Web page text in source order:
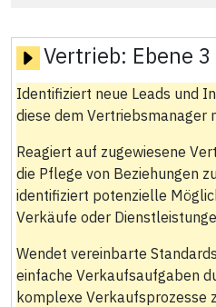
Vertrieb: Ebene 3
Identifiziert neue Leads und
diese dem Vertriebsmanager
Reagiert auf zugewiesene
die Pflege von Beziehungen
identifiziert potenzielle
Verkäufe oder
Wendet vereinbarte
einfache Verkaufsaufgaben
komplexe Verkaufsprozesse